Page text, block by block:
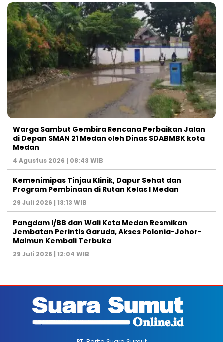
Warga Sambut Gembira Rencana Perbaikan Jalan
di Depan SMAN 21 Medan oleh Dinas SDABMBK kota
Medan
4 Agustus 2026 | 08:43 WIB
Kemenimipas Tinjau Klinik, Dapur Sehat dan
Program Pembinaan di Rutan Kelas I Medan
29 Juli 2026 | 13:13 WIB
Pangdam I/BB dan Wali Kota Medan Resmikan
Jembatan Perintis Garuda, Akses Polonia-Johor-
Maimun Kembali Terbuka
29 Juli 2026 | 12:04 WIB